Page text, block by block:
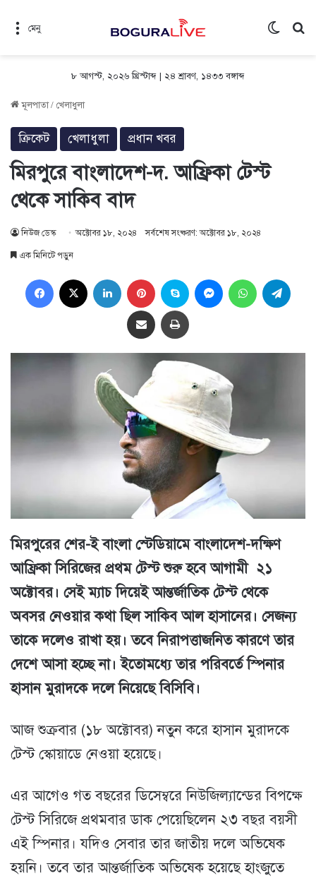
মেনু
৮ আগস্ট, ২০২৬ খ্রিস্টাব্দ | ২৪ শ্রাবণ, ১৪৩৩ বঙ্গাব্দ
মূলপাতা/ খেলাধুলা
ক্রিকেট খেলাধুলা প্রধান খবর
মিরপুরে বাংলাদেশ-দ. আফ্রিকা টেস্ট
থেকে সাকিব বাদ
নিউজ ডেস্ক অক্টোবর ১৮, ২০২৪ সর্বশেষ সংষ্করণ: অক্টোবর ১৮, ২০২৪
এক মিনিটে পড়ুন
Facebook LinkedIn Pinterest Skype MessengerWhatsApp
Share via Email প্রিন্ট
মিরপুরের শের-ই বাংলা স্টেডিয়ামে বাংলাদেশ-দক্ষিণ
আফ্রিকা সিরিজের প্রথম টেস্ট শুরু হবে আগামী ২১
অক্টোবর। সেই ম্যাচ দিয়েই আন্তর্জাতিক টেস্ট থেকে
অবসর নেওয়ার কথা ছিল সাকিব আল হাসানের। সেজন্য
তাকে দলেও রাখা হয়। তবে নিরাপত্তাজনিত কারণে তার
দেশে আসা হচ্ছে না। ইতোমধ্যে তার পরিবর্তে স্পিনার
হাসান মুরাদকে দলে নিয়েছে বিসিবি।
আজ শুক্রবার (১৮ অক্টোবর) নতুন করে হাসান মুরাদকে
টেস্ট স্কোয়াডে নেওয়া হয়েছে।
এর আগেও গত বছরের ডিসেম্বরে নিউজিল্যান্ডের বিপক্ষে
টেস্ট সিরিজে প্রথমবার ডাক পেয়েছিলেন ২৩ বছর বয়সী
এই স্পিনার। যদিও সেবার তার জাতীয় দলে অভিষেক
হয়নি। তবে তার আন্তর্জাতিক অভিষেক হয়েছে হাংজুতে